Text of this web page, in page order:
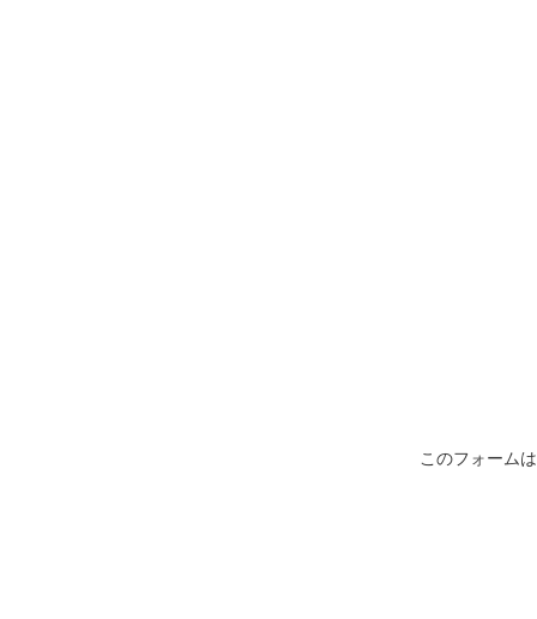
このフォーム